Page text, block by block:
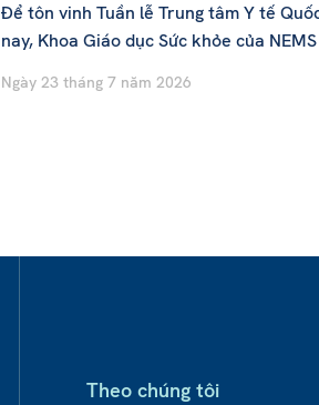
Để tôn vinh Tuần lễ Trung tâm Y tế
nay, Khoa Giáo dục Sức khỏe của
Ngày 23 tháng 7 năm 2026
Theo chúng tôi